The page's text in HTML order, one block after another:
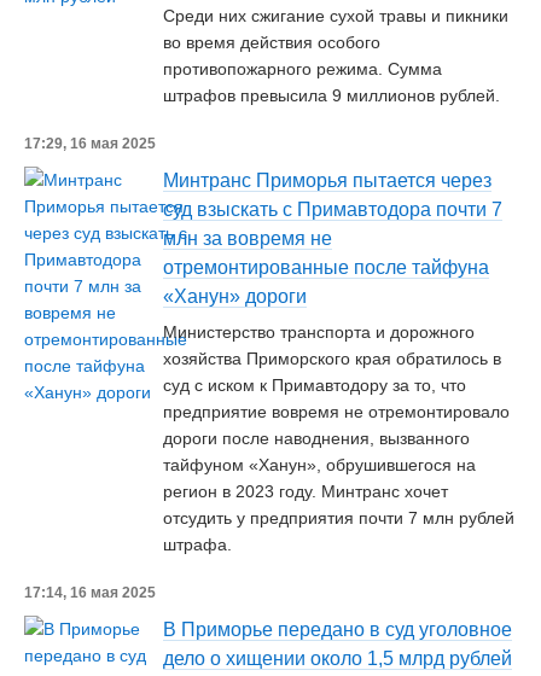
Среди них сжигание сухой травы и пикники
во время действия особого
противопожарного режима. Сумма
штрафов превысила 9 миллионов рублей.
17:29, 16 мая 2025
Минтранс Приморья пытается через
суд взыскать с Примавтодора почти 7
млн за вовремя не
отремонтированные после тайфуна
«Ханун» дороги
Министерство транспорта и дорожного
хозяйства Приморского края обратилось в
суд с иском к Примавтодору за то, что
предприятие вовремя не отремонтировало
дороги после наводнения, вызванного
тайфуном «Ханун», обрушившегося на
регион в 2023 году. Минтранс хочет
отсудить у предприятия почти 7 млн рублей
штрафа.
17:14, 16 мая 2025
В Приморье передано в суд уголовное
дело о хищении около 1,5 млрд рублей